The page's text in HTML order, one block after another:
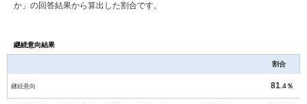
か」の回答結果から算出した割合です。
継続意向結果
割合
継続意向 81 .4％